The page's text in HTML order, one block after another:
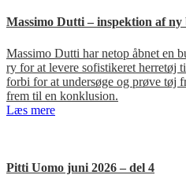
Massimo Dutti – inspektion af
Massimo Dutti har netop åbnet en
ry for at levere sofistikeret herretøj
forbi for at undersøge og prøve tøj
frem til en konklusion.
Læs mere
Pitti Uomo juni 2026 – del 4